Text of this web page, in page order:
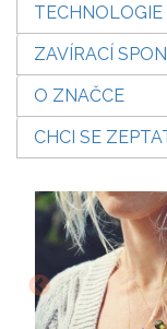
ZAVÍRACÍ
O ZNAČCE
CHCI SE